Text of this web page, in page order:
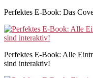
Perfektes E-Book: Das
Perfektes E-Book: Alle
sind interaktiv!